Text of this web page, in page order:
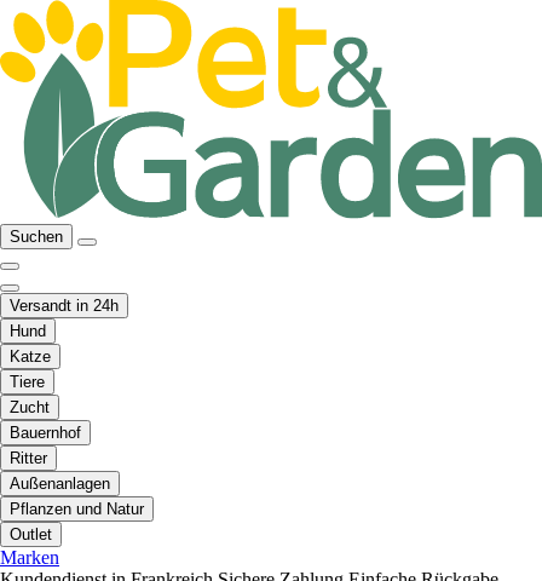
Suchen
Versandt in 24h
Hund
Katze
Tiere
Zucht
Bauernhof
Ritter
Außenanlagen
Pflanzen und Natur
Outlet
Marken